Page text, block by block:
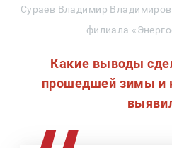
Сураев Владимир
филиала
Какие выводы
прошедшей зимы и